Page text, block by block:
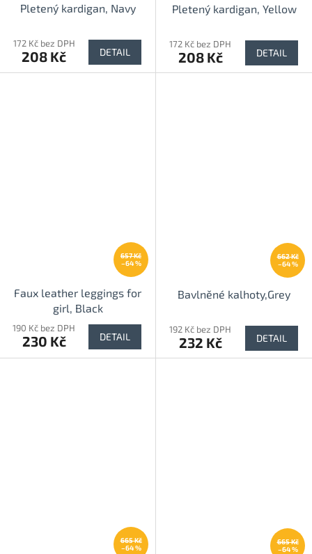
Pletený kardigan, Navy
172 Kč bez DPH
208 Kč DETAIL
Pletený kardigan, Yellow
172 Kč bez DPH
208 Kč DETAIL
657 Kč
–64 %
Faux leather leggings for
girl, Black
190 Kč bez DPH
230 Kč DETAIL
662 Kč
–64 %
Bavlněné kalhoty,Grey
192 Kč bez DPH
232 Kč DETAIL
665 Kč
–64 %
665 Kč
–64 %